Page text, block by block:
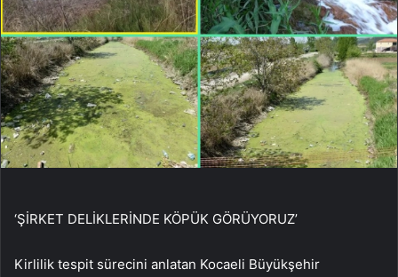
‘ŞİRKET DELİKLERİNDE KÖPÜK GÖRÜYORUZ’
Kirlilik tespit sürecini anlatan Kocaeli Büyükşehir